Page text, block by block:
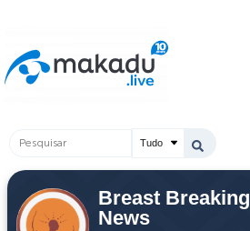
conteúdo
Pesquisar
Breast Breaking
News